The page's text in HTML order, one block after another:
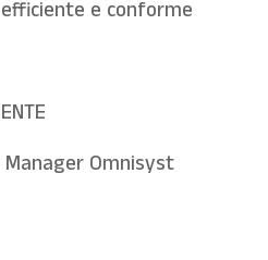
e conforme
Manager Omnisyst